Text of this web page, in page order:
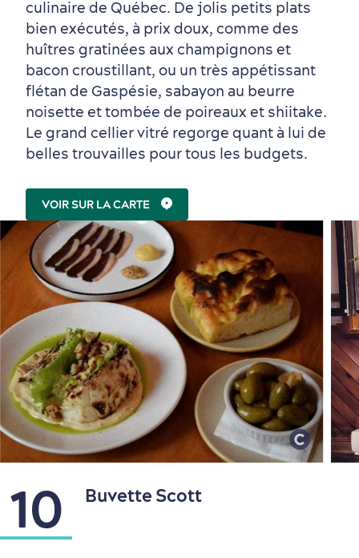
culinaire de Québec. De jolis petits plats
bien exécutés, à prix doux, comme des
huîtres gratinées aux champignons et
bacon croustillant, ou un très appétissant
flétan de Gaspésie, sabayon au beurre
noisette et tombée de poireaux et shiitake.
Le grand cellier vitré regorge quant à lui de
belles trouvailles pour tous les budgets.
VOIR SUR LA CARTE
10 Buvette Scott